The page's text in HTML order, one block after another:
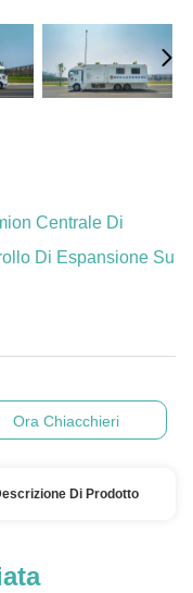
Centrale Di
Di Espansione Su
Ora Chiacchieri
Di Prodotto